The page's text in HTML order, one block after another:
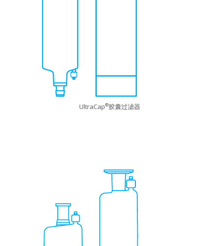
UltraCap®胶囊过滤器